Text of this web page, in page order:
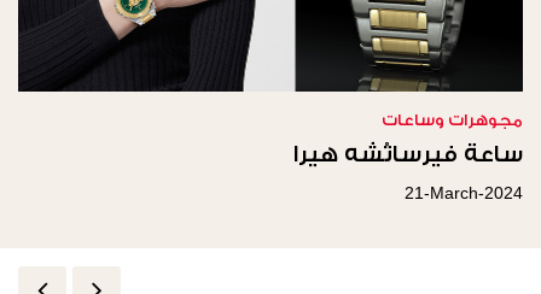
مجوهرات وساعات
ساعة فيرساتْشه هيرا
21-March-2024